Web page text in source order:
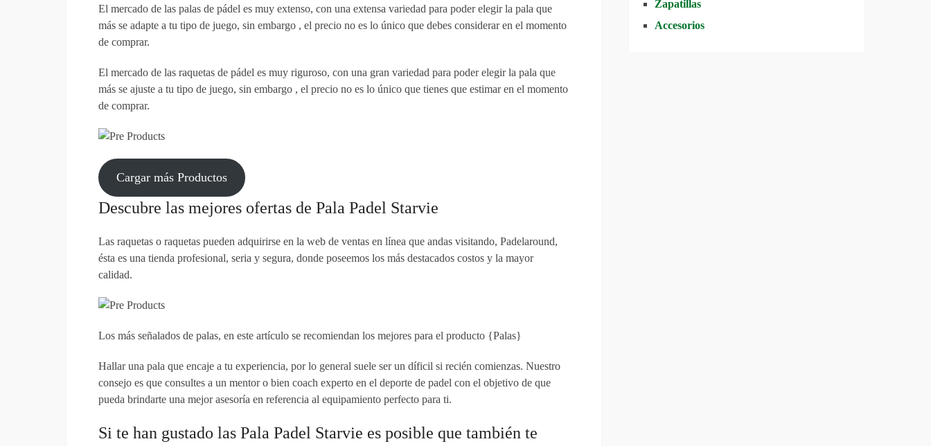
El mercado de las palas de pádel es muy extenso, con una extensa variedad para poder elegir la pala que
más se adapte a tu tipo de juego, sin embargo , el precio no es lo único que debes considerar en el momento
de comprar.
El mercado de las raquetas de pádel es muy riguroso, con una gran variedad para poder elegir la pala que
más se ajuste a tu tipo de juego, sin embargo , el precio no es lo único que tienes que estimar en el momento
de comprar.
Cargar más Productos
Descubre las mejores ofertas de Pala Padel Starvie
Las raquetas o raquetas pueden adquirirse en la web de ventas en línea que andas visitando, Padelaround,
ésta es una tienda profesional, seria y segura, donde poseemos los más destacados costos y la mayor
calidad.
Los más señalados de palas, en este artículo se recomiendan los mejores para el producto {Palas}
Hallar una pala que encaje a tu experiencia, por lo general suele ser un díficil si recién comienzas. Nuestro
consejo es que consultes a un mentor o bien coach experto en el deporte de padel con el objetivo de que
pueda brindarte una mejor asesoría en referencia al equipamiento perfecto para ti.
Si te han gustado las Pala Padel Starvie es posible que también te
Zapatillas
Accesorios